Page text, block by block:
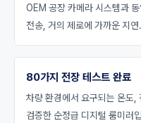
OEM 공장 카메라 시스템과
전송, 거의 제로에 가까운 지연.
80가지 전장 테스트 완료
차량 환경에서 요구되는 온도,
검증한 순정급 디지털 룸미러